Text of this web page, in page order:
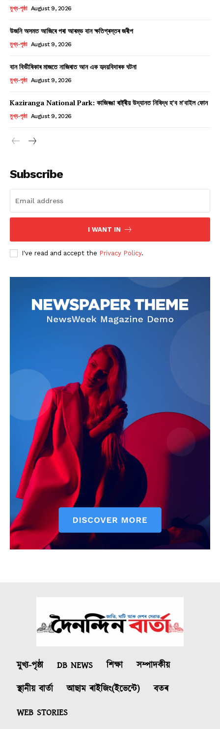
মুখ্য-পৃষ্ঠা August 9, 2026
উজনি অসমত আজিৰে পৰা আৰম্ভ বান ক্ষতিগ্ৰস্তৰ জৰীপ
মুখ্য-পৃষ্ঠা August 9, 2026
বান বিভীষিকাৰ মাজতে নাজিৰাত আন এক হৃদয়বিদাৰক ঘটনা
মুখ্য-পৃষ্ঠা August 9, 2026
Kaziranga National Park: কাজিৰঙা ৰাষ্ট্ৰীয় উদ্যানত নিষিদ্ধ হ’ব ম’বাইল ফোন
মুখ্য-পৃষ্ঠা August 9, 2026
Subscribe
I WANT IN
I've read and accept the Privacy Policy.
মুখ্য-পৃষ্ঠা DB NEWS শিক্ষা
সম্পাদকীয়
স্থানীয় বাৰ্তা
আছাম ৰাইজিং(ইভেন্টে)
বতৰ
WEB STORIES